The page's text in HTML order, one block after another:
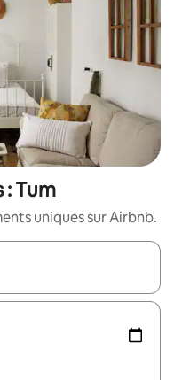
: Tum
uniques sur Airbnb.
parcourez-les en utilisant